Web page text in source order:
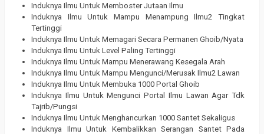
Induknya Ilmu Untuk Memboster Jutaan Ilmu
Induknya Ilmu Untuk Mampu Menampung Ilmu2 Tingkat
Tertinggi
Induknya Ilmu Untuk Memagari Secara Permanen Ghoib/Nyata
Induknya Ilmu Untuk Level Paling Tertinggi
Induknya Ilmu Untuk Mampu Menerawang Kesegala Arah
Induknya Ilmu Untuk Mampu Mengunci/Merusak Ilmu2 Lawan
Induknya Ilmu Untuk Membuka 1000 Portal Ghoib
Induknya Ilmu Untuk Mengunci Portal Ilmu Lawan Agar Tdk
Tajrib/Pungsi
Induknya Ilmu Untuk Menghancurkan 1000 Santet Sekaligus
Induknya Ilmu Untuk Kembalikkan Serangan Santet Pada